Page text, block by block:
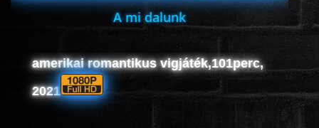
A mi dalunk
amerikai romantikus vigjáték,101perc,
2021